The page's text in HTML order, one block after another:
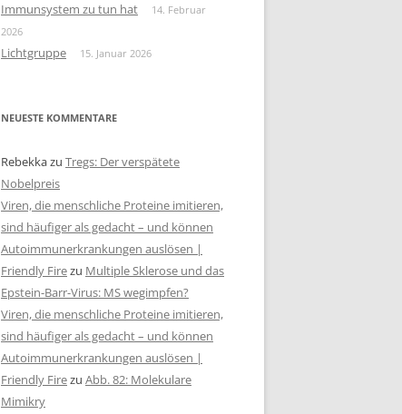
Immunsystem zu tun hat
14. Februar
2026
Lichtgruppe 15. Januar 2026
NEUESTE KOMMENTARE
Rebekkazu Tregs: Der verspätete
Nobelpreis
Viren, die menschliche Proteine imitieren,
sind häufiger als gedacht – und können
Autoimmunerkrankungen auslösen |
Friendly Firezu Multiple Sklerose und das
Epstein-Barr-Virus: MS wegimpfen?
Viren, die menschliche Proteine imitieren,
sind häufiger als gedacht – und können
Autoimmunerkrankungen auslösen |
Friendly Firezu Abb. 82: Molekulare
Mimikry